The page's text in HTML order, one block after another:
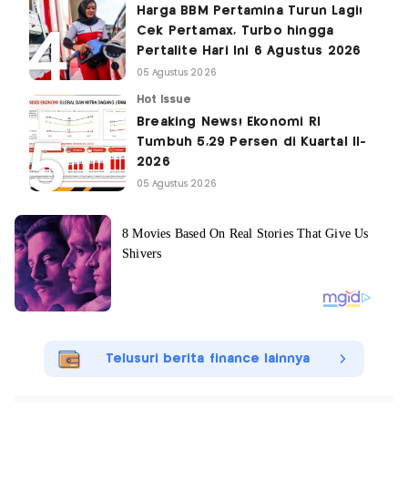
Harga BBM Pertamina Turun Lagi!
Cek Pertamax, Turbo hingga
Pertalite Hari Ini 6 Agustus 2026
05 Agustus 2026
Hot Issue
Breaking News! Ekonomi RI
Tumbuh 5,29 Persen di Kuartal II-
2026
05 Agustus 2026
Telusuri berita finance lainnya